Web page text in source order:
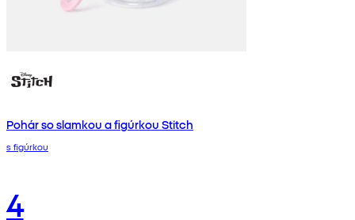
Pohár so slamkou a figúrkou Stitch
s figúrkou
4